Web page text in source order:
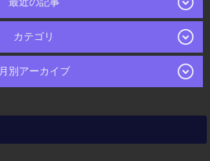
カテゴリ
月別アーカイブ